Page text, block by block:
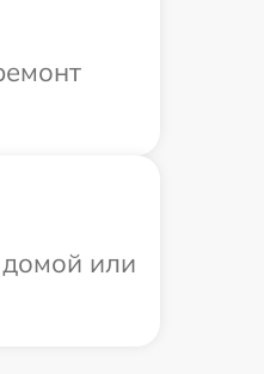
или